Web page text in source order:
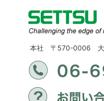
本社 〒570-0006 大